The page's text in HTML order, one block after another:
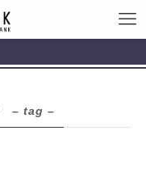
– tag –